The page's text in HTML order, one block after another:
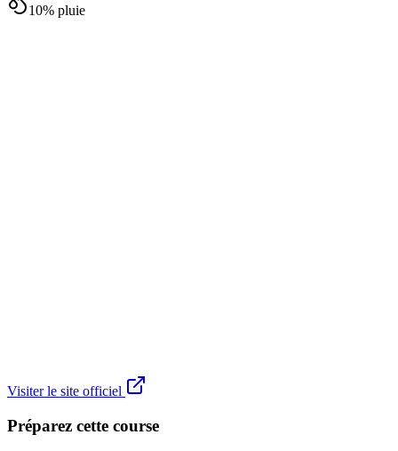
10% pluie
Visiter le site officiel
Préparez cette course